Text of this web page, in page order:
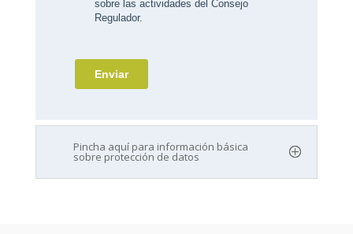
Pincha aquí para información básica
sobre protección de datos